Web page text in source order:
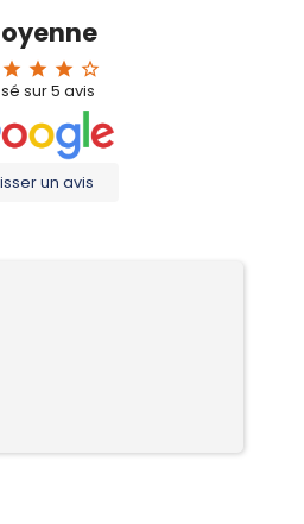
star star star star_border
sur5 avis
un avis